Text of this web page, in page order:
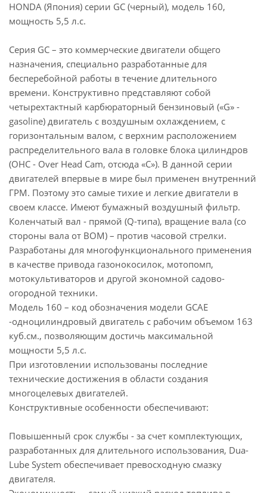
HONDA (Япония) серии GC (черный), модель 160,
мощность 5,5 л.с.
Серия GC – это коммерческие двигатели общего
назначения, специально разработанные для
бесперебойной работы в течение длительного
времени. Конструктивно представляют собой
четырехтактный карбюраторный бензиновый («G» -
gasoline) двигатель с воздушным охлаждением, с
горизонтальным валом, с верхним расположением
распределительного вала в головке блока цилиндров
(OHC - Over Head Cam, отсюда «C»). В данной серии
двигателей впервые в мире был применен внутренний
ГРМ. Поэтому это самые тихие и легкие двигатели в
своем классе. Имеют бумажный воздушный фильтр.
Коленчатый вал - прямой (Q-типа), вращение вала (со
стороны вала от ВОМ) – против часовой стрелки.
Разработаны для многофункционального применения
в качестве привода газонокосилок, мотопомп,
мотокультиваторов и другой экономной садово-
огородной техники.
Модель 160 – код обозначения модели GCAE
-одноцилиндровый двигатель с рабочим объемом 163
куб.см., позволяющим достичь максимальной
мощности 5,5 л.с.
При изготовлении использованы последние
технические достижения в области создания
многоцелевых двигателей.
Конструктивные особенности обеспечивают:
Повышенный срок службы - за счет комплектующих,
разработанных для длительного использования, Dua-
Lube System обеспечивает превосходную смазку
двигателя.